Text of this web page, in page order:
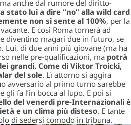
anche dal rumore del diritto-
stato lui a dire “no” alla wild card
non si sente al 100%, per la
E così Roma tornerà ad
diventino magari due in futuro, se
Lui, di due anni più giovane (ma ha
nelle pre-qualificazioni, ma potrà
grandi. Come di Viktor Troicki,
del sole. Lì attorno si aggira
avversario al primo turno sarebbe
fa l’in bocca al lupo. E poi si
del venerdì pre-Internazionali è
e un clima più disteso. E tante
di sedersi comodo in tribuna.